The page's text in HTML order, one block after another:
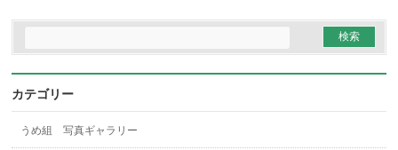
カテゴリー
うめ組 写真ギャラリー